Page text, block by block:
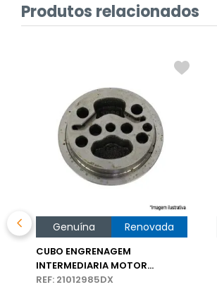
Produtos relacionados
Genuína Renovada
CUBO ENGRENAGEM
INTERMEDIARIA MOTOR
CAMINHÃO/ÔNIBUS VOLVO
REF: 21012985DX